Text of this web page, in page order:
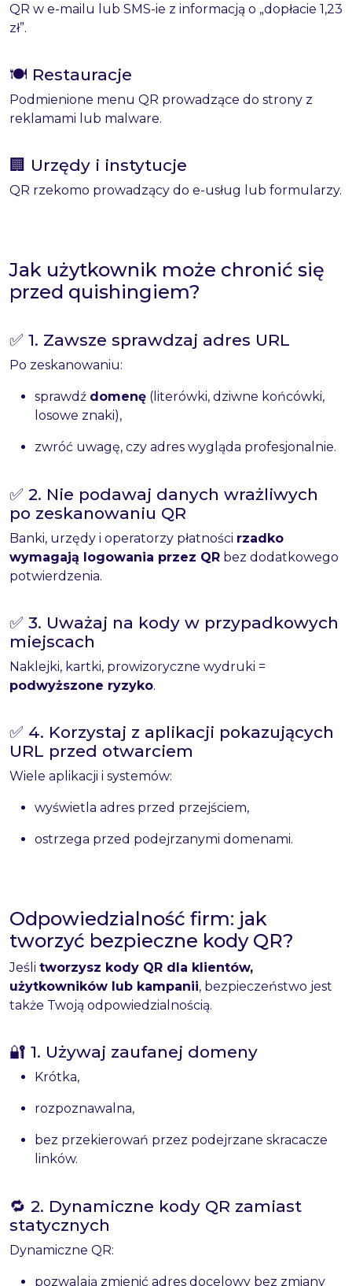
QR w e-mailu lub SMS-ie z informacją o „dopłacie 1,23
zł”.
🍽 Restauracje
Podmienione menu QR prowadzące do strony z
reklamami lub malware.
🏢 Urzędy i instytucje
QR rzekomo prowadzący do e-usług lub formularzy.
Jak użytkownik może chronić się
przed quishingiem?
✅ 1. Zawsze sprawdzaj adres URL
Po zeskanowaniu:
sprawdź domenę (literówki, dziwne końcówki,
losowe znaki),
zwróć uwagę, czy adres wygląda profesjonalnie.
✅ 2. Nie podawaj danych wrażliwych
po zeskanowaniu QR
Banki, urzędy i operatorzy płatności rzadko
wymagają logowania przez QR bez dodatkowego
potwierdzenia.
✅ 3. Uważaj na kody w przypadkowych
miejscach
Naklejki, kartki, prowizoryczne wydruki =
podwyższone ryzyko.
✅ 4. Korzystaj z aplikacji pokazujących
URL przed otwarciem
Wiele aplikacji i systemów:
wyświetla adres przed przejściem,
ostrzega przed podejrzanymi domenami.
Odpowiedzialność firm: jak
tworzyć bezpieczne kody QR?
Jeśli tworzysz kody QR dla klientów,
użytkowników lub kampanii, bezpieczeństwo jest
także Twoją odpowiedzialnością.
🔐 1. Używaj zaufanej domeny
Krótka,
rozpoznawalna,
bez przekierowań przez podejrzane skracacze
linków.
🔁 2. Dynamiczne kody QR zamiast
statycznych
Dynamiczne QR:
pozwalają zmienić adres docelowy bez zmiany